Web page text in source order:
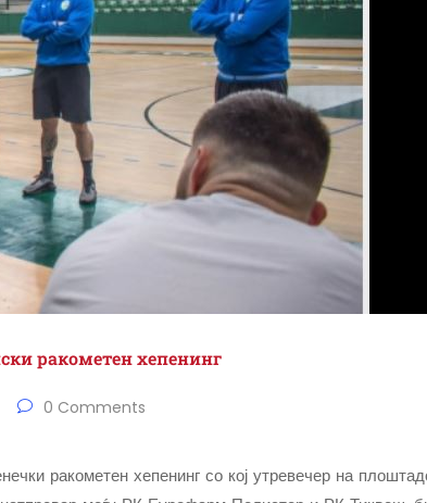
ракометен хепенинг
0 Comments
ракометен хепенинг со кој утревечер на